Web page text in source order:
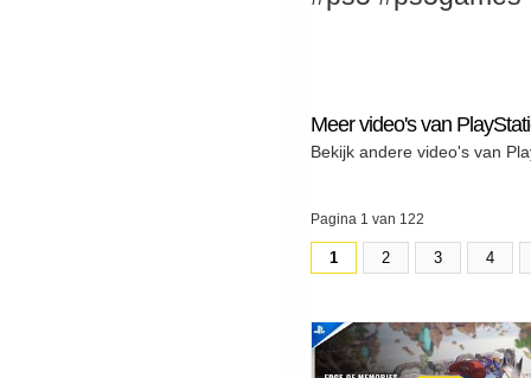
Meer video's van
Bekijk andere video's van
Pagina 1 van 122
1 2 3 4